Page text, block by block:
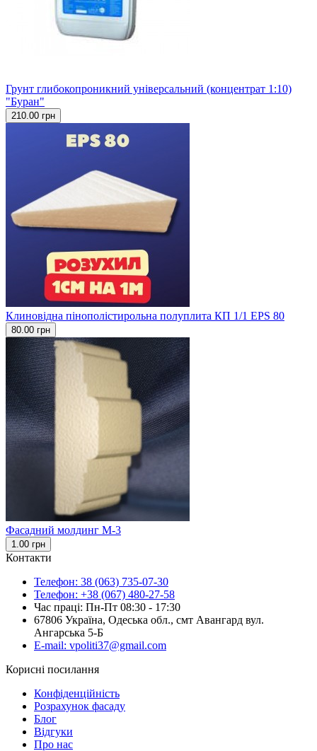
Грунт глибокопроникний універсальний (концентрат 1:10)
"Буран"
210.00 грн
Клиновідна пінополістирольна полуплита КП 1/1 EPS 80
80.00 грн
Фасадний молдинг М-3
1.00 грн
Контакти
Телефон: 38 (063) 735-07-30
Телефон: +38 (067) 480-27-58
Час праці: Пн-Пт 08:30 - 17:30
67806 Україна, Одеська обл., смт Авангард вул.
Ангарська 5-Б
E-mail: vpoliti37@gmail.com
Корисні посилання
Конфіденційність
Розрахунок фасаду
Блог
Відгуки
Про нас